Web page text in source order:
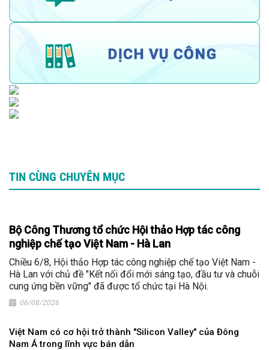
TIN CÙNG CHUYÊN MỤC
Bộ Công Thương tổ chức Hội thảo Hợp tác công
nghiệp chế tạo Việt Nam - Hà Lan
Chiều 6/8, Hội thảo Hợp tác công nghiệp chế tạo Việt Nam -
Hà Lan với chủ đề "Kết nối đổi mới sáng tạo, đầu tư và chuỗi
cung ứng bền vững" đã được tổ chức tại Hà Nội.
06/08/2026
Việt Nam có cơ hội trở thành "Silicon Valley" của Đông
Nam Á trong lĩnh vực bán dẫn